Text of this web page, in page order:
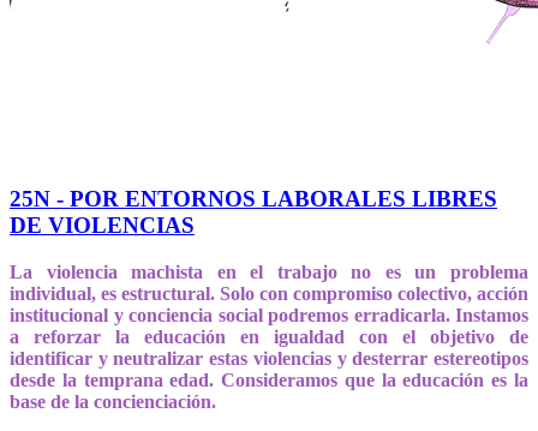
25N - POR ENTORNOS LABORALES LIBRES
DE VIOLENCIAS
La violencia machista en el trabajo no es un problema
individual, es estructural. Solo con compromiso colectivo, acción
institucional y conciencia social podremos erradicarla. Instamos
a reforzar la educación en igualdad con el objetivo de
identificar y neutralizar estas violencias y desterrar estereotipos
desde la temprana edad. Consideramos que la educación es la
base de la concienciación.